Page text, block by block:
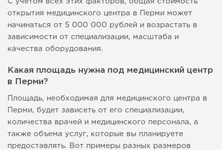
С учетом всех этих факторов, общая стоимость
открытия медицинского центра в Перми может
начинаться от 5 000 000 рублей и возрастать в
зависимости от специализации, масштаба и
качества оборудования.
Какая площадь нужна под медицинский центр
в Перми?
Площадь, необходимая для медицинского центра в
Перми, будет зависеть от его специализации,
количества врачей и медицинского персонала, а
также объема услуг, которые вы планируете
предоставлять. Вот примеры разных размеров